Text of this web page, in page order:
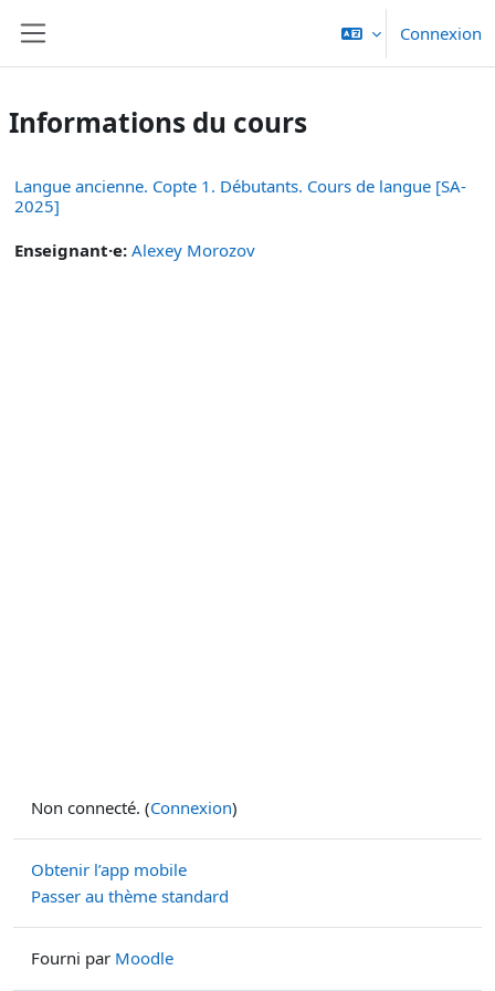
Connexion
Informations du cours
Langue ancienne. Copte 1. Débutants. Cours de langue [SA-
2025]
Enseignant·e: Alexey Morozov
Non connecté. (Connexion)
Obtenir l’app mobile
Passer au thème standard
Fourni par Moodle